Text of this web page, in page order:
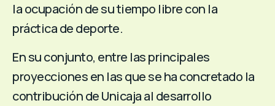
la ocupación de su tiempo libre con la
práctica de deporte.
En su conjunto, entre las principales
proyecciones en las que se ha concretado la
contribución de Unicaja al desarrollo